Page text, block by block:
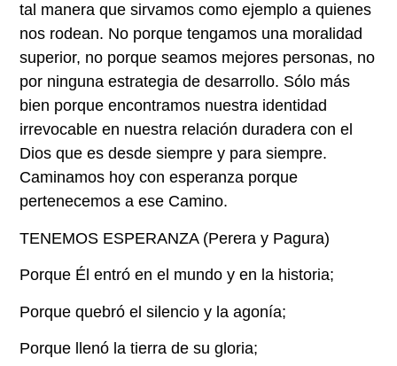
tal manera que sirvamos como ejemplo a quienes
nos rodean. No porque tengamos una moralidad
superior, no porque seamos mejores personas, no
por ninguna estrategia de desarrollo. Sólo más
bien porque encontramos nuestra identidad
irrevocable en nuestra relación duradera con el
Dios que es desde siempre y para siempre.
Caminamos hoy con esperanza porque
pertenecemos a ese Camino.
TENEMOS ESPERANZA (Perera y Pagura)
Porque Él entró en el mundo y en la historia;
Porque quebró el silencio y la agonía;
Porque llenó la tierra de su gloria;